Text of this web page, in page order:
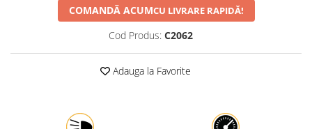
Surubelnite
Tunuri de caldura si aeroteme
COMANDĂ ACUMCU LIVRARE RAPIDĂ!
Cod Produs: C2062
Adauga la Favorite